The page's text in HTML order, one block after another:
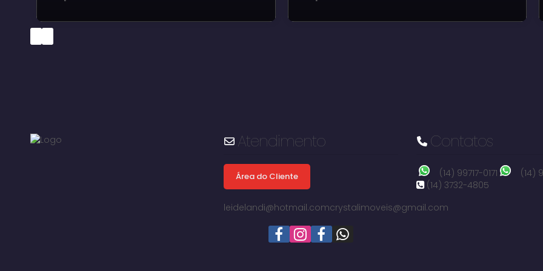
Jardim das Orquídeas, Avaré, São Paulo, Brasil
Atendimento
Área do Cliente
leidelandi@hotmail.comcrystalimoveis@gmail.com
Contatos
(14) 99717-0171
(14)
(14) 3732-4805